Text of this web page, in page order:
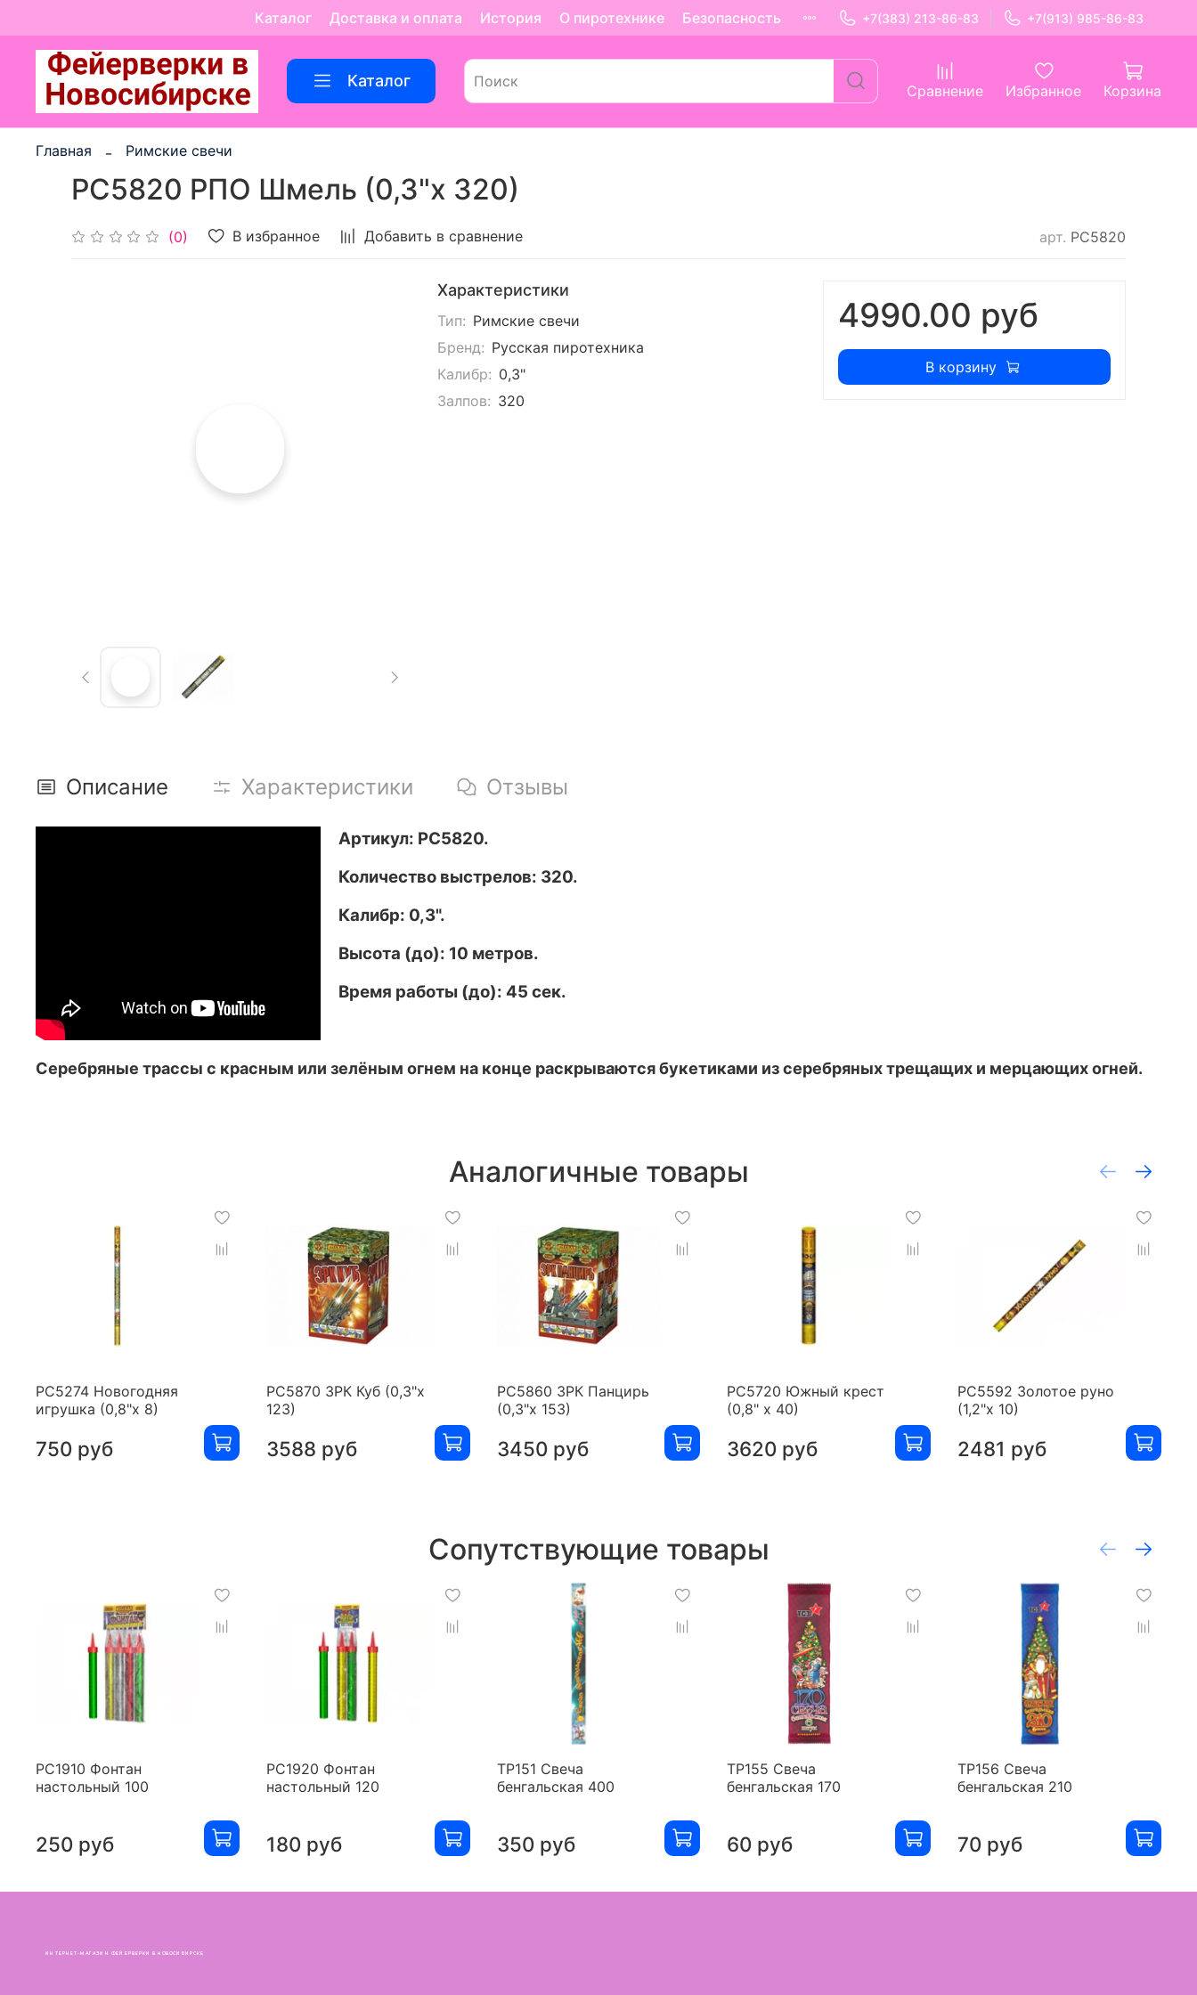
Каталог Доставка и оплата История О пиротехнике Безопасность +7(383) 213-86-83 +7(913) 985-86-83
Каталог
Сравнение Избранное Корзина
Главная Римские свечи
РС5820 РПО Шмель (0,3"х 320)
(0) В избранное Добавить в сравнение арт. РС5820
Характеристики
Тип: Римские свечи
Бренд: Русская пиротехника
Калибр: 0,3"
Залпов: 320
4990.00 руб
В корзину
Описание Характеристики Отзывы
Артикул: РС5820.
Количество выстрелов: 320.
Калибр: 0,3".
Высота (до): 10 метров.
Время работы (до): 45 сек.
Серебряные трассы с красным или зелёным огнем на конце раскрываются букетиками из серебряных трещащих и мерцающих огней.
Аналогичные товары
РС5274 Новогодняя
игрушка (0,8"х 8)
750 руб
РС5870 ЗРК Куб (0,3"х
123)
3588 руб
РС5860 ЗРК Панцирь
(0,3"х 153)
3450 руб
РС5720 Южный крест
(0,8" х 40)
3620 руб
РС5592 Золотое руно
(1,2"х 10)
2481 руб
Сопутствующие товары
РС1910 Фонтан
настольный 100
250 руб
РС1920 Фонтан
настольный 120
180 руб
ТР151 Свеча
бенгальская 400
350 руб
ТР155 Свеча
бенгальская 170
60 руб
ТР156 Свеча
бенгальская 210
70 руб
ИНТЕРНЕТ-МАГАЗИН ФЕЙЕРВЕРКИ В НОВОСИБИРСКЕ